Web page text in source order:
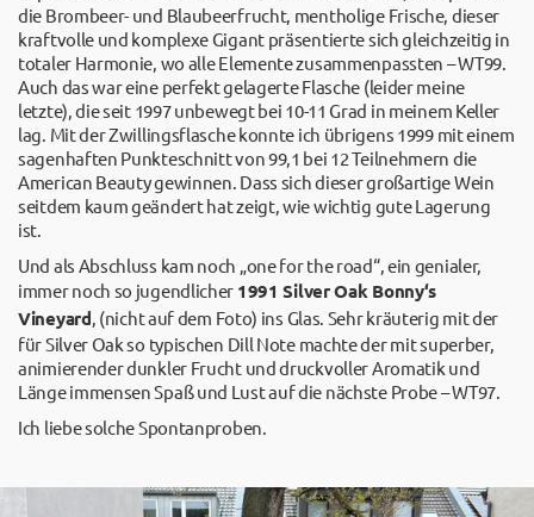
die Brombeer- und Blaubeerfrucht, mentholige Frische, dieser
kraftvolle und komplexe Gigant präsentierte sich gleichzeitig in
totaler Harmonie, wo alle Elemente zusammenpassten – WT99.
Auch das war eine perfekt gelagerte Flasche (leider meine
letzte), die seit 1997 unbewegt bei 10-11 Grad in meinem Keller
lag. Mit der Zwillingsflasche konnte ich übrigens 1999 mit einem
sagenhaften Punkteschnitt von 99,1 bei 12 Teilnehmern die
American Beauty gewinnen. Dass sich dieser großartige Wein
seitdem kaum geändert hat zeigt, wie wichtig gute Lagerung
ist.
Und als Abschluss kam noch „one for the road“, ein genialer,
immer noch so jugendlicher 1991 Silver Oak Bonny‘s
Vineyard, (nicht auf dem Foto) ins Glas. Sehr kräuterig mit der
für Silver Oak so typischen Dill Note machte der mit superber,
animierender dunkler Frucht und druckvoller Aromatik und
Länge immensen Spaß und Lust auf die nächste Probe – WT97.
Ich liebe solche Spontanproben.